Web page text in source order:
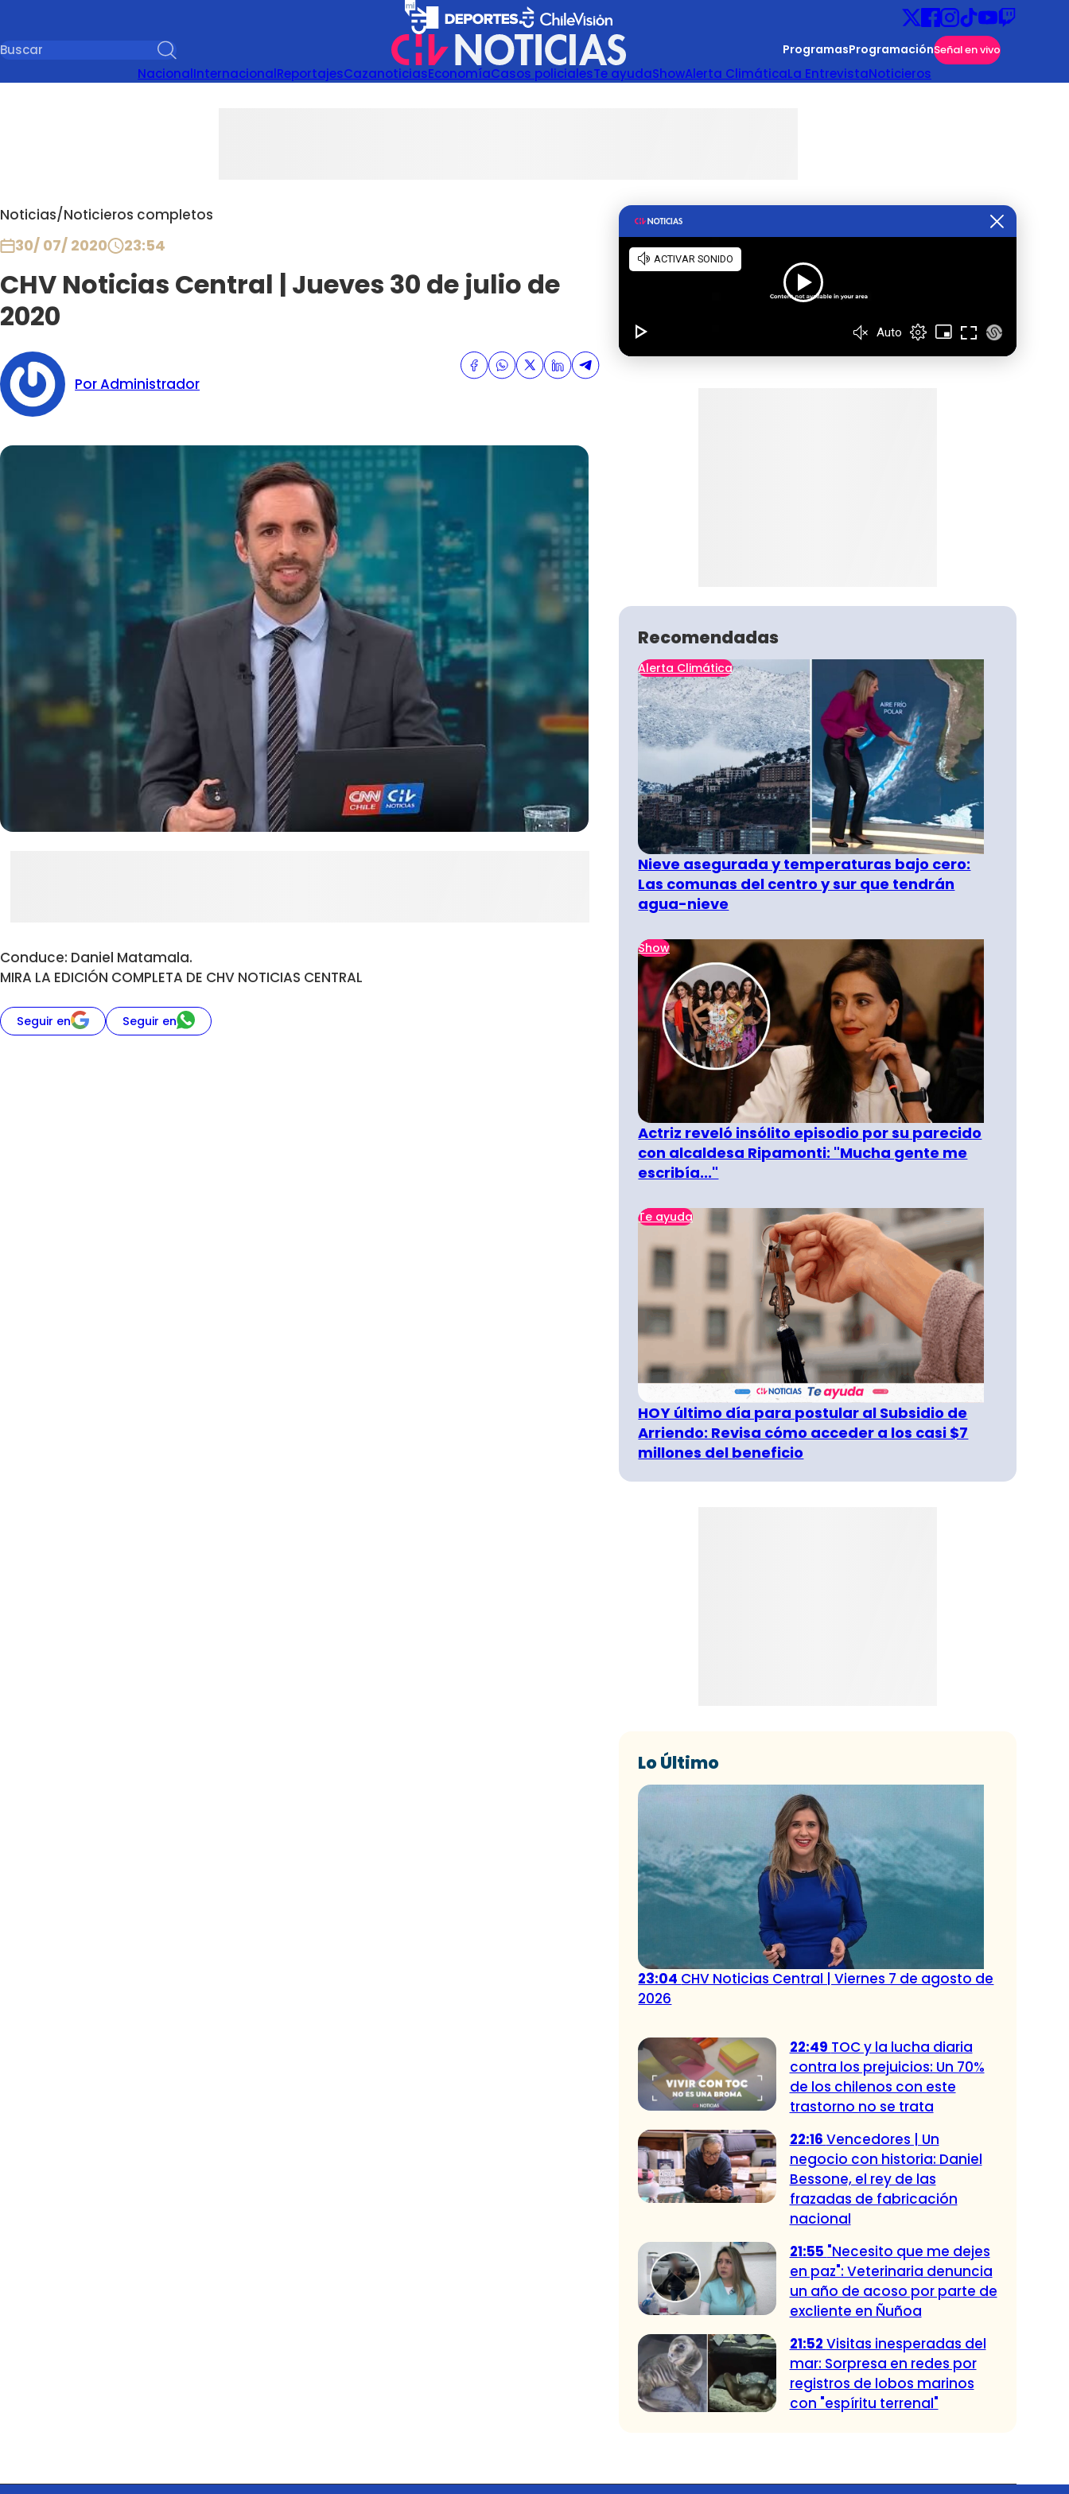
ProgramasProgramaciónSeñal en vivo
NacionalInternacionalReportajesCazanoticiasEconomíaCasos policialesTe ayudaShowAlerta ClimáticaLa EntrevistaNoticieros
Noticias/Noticieros completos
30/ 07/ 2020 23:54
CHV Noticias Central | Jueves 30 de julio de
2020
Por Administrador
Conduce: Daniel Matamala.
MIRA LA EDICIÓN COMPLETA DE CHV NOTICIAS CENTRAL
Seguir en Seguir en
Recomendadas
Alerta Climática
Nieve asegurada y temperaturas bajo cero:
Las comunas del centro y sur que tendrán
agua-nieve
Show
Actriz reveló insólito episodio por su parecido
con alcaldesa Ripamonti: "Mucha gente me
escribía..."
Te ayuda
HOY último día para postular al Subsidio de
Arriendo: Revisa cómo acceder a los casi $7
millones del beneficio
Lo Último
23:04 CHV Noticias Central | Viernes 7 de agosto de
2026
22:49 TOC y la lucha diaria
contra los prejuicios: Un 70%
de los chilenos con este
trastorno no se trata
22:16 Vencedores | Un
negocio con historia: Daniel
Bessone, el rey de las
frazadas de fabricación
nacional
21:55 "Necesito que me dejes
en paz": Veterinaria denuncia
un año de acoso por parte de
excliente en Ñuñoa
21:52 Visitas inesperadas del
mar: Sorpresa en redes por
registros de lobos marinos
con "espíritu terrenal"